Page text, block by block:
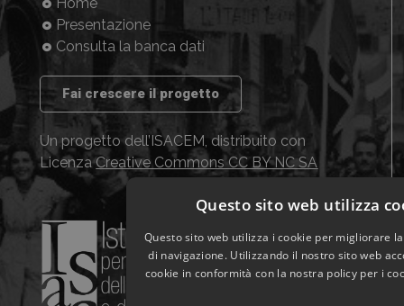
Presentazione
Consulta la banca dati
Fai crescere il progetto
Un progetto dell’ISACEM, distribuito con
LicenzaCreative Commons CC BY NC SA
Questo sito web utilizza
Questo sito web utilizza i cookie per migliorare
di navigazione. Utilizzando il nostro sito web
cookie in conformità con la nostra policy per i